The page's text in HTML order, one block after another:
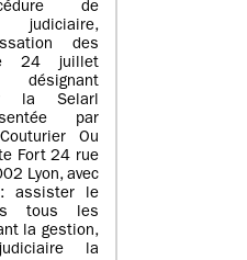
de
judiciaire,
des
24 juillet
la Selarl
par
Ou
Fort 24 rue
Lyon, avec
assister le
tous les
la gestion,
la